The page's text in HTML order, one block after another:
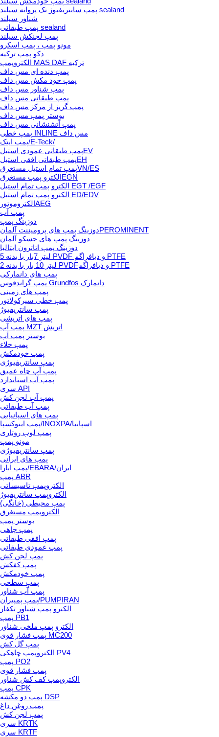
پمپ سانتریفیوژ تک پروانه سیلند sealand
شناور سیلند
پمپ طبقاتی sealand
پمپ لجنکش سیلند
مونو پمپ ، پمپ اسکرو
دکو پمپ ترکیه
الکتروپمپ MAS DAF ترکیه
پمپ دنده ای مس داف
پمپ خود مکش مس داف
پمپ شناور مس داف
پمپ طبقاتی مس داف
پمپ گریز از مرکز مس داف
بوستر پمپ مس داف
پمپ آتشنشانی مس داف
پمپ خطی INLINE مس داف
پمپ ایتک/E-Teck/
پمپ طبقاتی عمودی استیلEV
پمپ طبقاتی افقی استیلEH
پمپ تمام استیل مستغرقVN/ES
الکترو پمپ مستغرقEGN
الکترو پمپ تمام استیل EGT /EGF
الکترو پمپ تمام استیل ED/EDV
الکتروموتورAEG
پمپ آب
دوزینگ پمپ
دوزینگ پمپ های پرومیننت آلمانPEROMINENT
دوزینگ پمپ های جسکو آلمان
دوزینگ پمپ اتاترون ایتالیا
5 لیتر 7بار با بدنه PVDF و دیافراگم PTFE
2 لیتر 10 بار با بدنه PVDFو دیافراگم PTFE
پمپ های دانمارکی
پمپ گراندفوس Grundfos دانمارک
پمپ های زمینی
پمپ خطی سیرکولاتور
پمپ سانتریفیوژ
پمپ های اتریشی
پمپ آب MZT اتریش
بوستر پمپ آب
پمپ خلاء
پمپ خودمکش
پمپ سانتریفیوژی
پمپ آب چاه عمیق
پمپ آب استاندارد
سری API
پمپ آب لجن کش
پمپ آب طبقاتی
پمپ های اسپانیایی
پمپ اینوکسپا/INOXPA/اسپانیا
پمپ لوب روتاری
مونو پمپ
پمپ سانتریفیوژی
پمپ های ایرانی
پمپ ابارا/EBARA/ایران
پمپ ABR
الکتروپمپ تاسیساتی
الکتروپمپ سانتریفیوژ
پمپ محیطی (خانگی)
الکتروپمپ مستغرق
بوستر پمپ
پمپ چاهی
پمپ افقی طبقاتی
پمپ عمودی طبقاتی
پمپ لجن کش
پمپ کفکش
پمپ خودمکش
پمپ سطحی
پمپ آب شناور
پمپ پمپیران/PUMPIRAN
الکترو پمپ شناور تکفاز
پمپ PB1
الکترو پمپ ملخی شناور
پمپ فشار قوی MC200
پمپ گل کش
الکتروپمپ چاهکی PV4
پمپ PO2
پمپ فشار قوی
الکتروپمپ کف کش شناور
پمپ CPK
پمپ دو مکشه DSP
پمپ روغن داغ
پمپ لجن کش
سری KRTK
سری KRTF